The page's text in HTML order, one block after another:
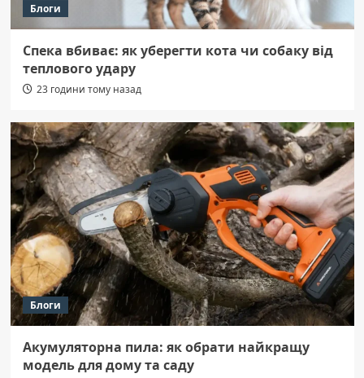
Блоги
Спека вбиває: як уберегти кота чи собаку від
теплового удару
23 години тому назад
Блоги
Акумуляторна пила: як обрати найкращу
модель для дому та саду